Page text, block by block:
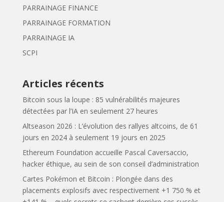
PARRAINAGE FINANCE
PARRAINAGE FORMATION
PARRAINAGE IA
SCPI
Articles récents
Bitcoin sous la loupe : 85 vulnérabilités majeures
détectées par l’IA en seulement 27 heures
Altseason 2026 : L’évolution des rallyes altcoins, de 61
jours en 2024 à seulement 19 jours en 2025
Ethereum Foundation accueille Pascal Caversaccio,
hacker éthique, au sein de son conseil d’administration
Cartes Pokémon et Bitcoin : Plongée dans des
placements explosifs avec respectivement +1 750 % et